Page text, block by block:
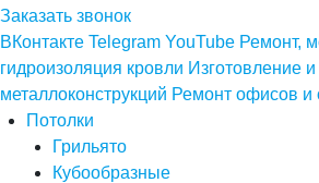
Заказать звонок
ВКонтакте Telegram YouTube Ремонт,
гидроизоляция кровли Изготовление
металлоконструкций Ремонт офисов и
Потолки
Грильято
Кубообразные